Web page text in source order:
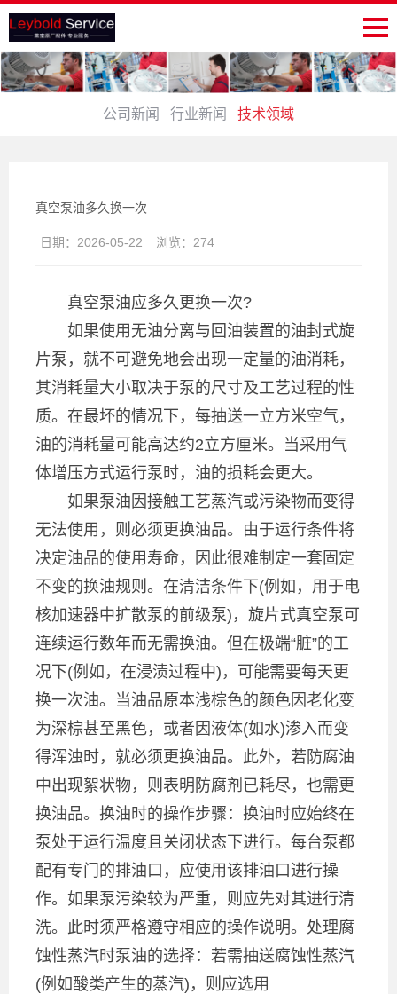
公司新闻 行业新闻 技术领域
真空泵油多久换一次
日期： 2026-05-22 浏览： 274
真空泵油应多久更换一次?
如果使用无油分离与回油装置的油封式旋
片泵，就不可避免地会出现一定量的油消耗，
其消耗量大小取决于泵的尺寸及工艺过程的性
质。在最坏的情况下，每抽送一立方米空气，
油的消耗量可能高达约2立方厘米。当采用气
体增压方式运行泵时，油的损耗会更大。
如果泵油因接触工艺蒸汽或污染物而变得
无法使用，则必须更换油品。由于运行条件将
决定油品的使用寿命，因此很难制定一套固定
不变的换油规则。在清洁条件下(例如，用于电
核加速器中扩散泵的前级泵)，旋片式真空泵可
连续运行数年而无需换油。但在极端“脏”的工
况下(例如，在浸渍过程中)，可能需要每天更
换一次油。当油品原本浅棕色的颜色因老化变
为深棕甚至黑色，或者因液体(如水)渗入而变
得浑浊时，就必须更换油品。此外，若防腐油
中出现絮状物，则表明防腐剂已耗尽，也需更
换油品。换油时的操作步骤：换油时应始终在
泵处于运行温度且关闭状态下进行。每台泵都
配有专门的排油口，应使用该排油口进行操
作。如果泵污染较为严重，则应先对其进行清
洗。此时须严格遵守相应的操作说明。处理腐
蚀性蒸汽时泵油的选择：若需抽送腐蚀性蒸汽
(例如酸类产生的蒸汽)，则应选用